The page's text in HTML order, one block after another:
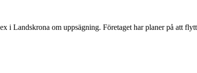
i Landskrona om uppsägning. Företaget har planer på att